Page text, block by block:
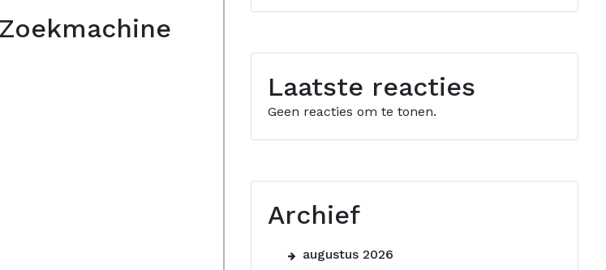
Laatste reacties
Geen reacties om te tonen.
Archief
augustus 2026